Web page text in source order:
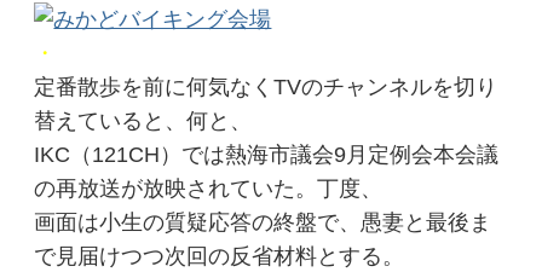
・
定番散歩を前に何気なくTVのチャンネルを切り
替えていると、何と、
IKC（121CH）では熱海市議会9月定例会本会議
の再放送が放映されていた。丁度、
画面は小生の質疑応答の終盤で、愚妻と最後ま
で見届けつつ次回の反省材料とする。